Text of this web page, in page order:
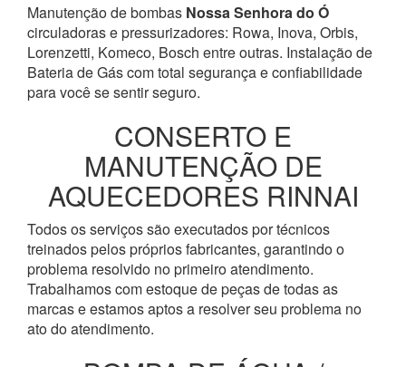
Manutenção de bombas Nossa Senhora do Ó
circuladoras e pressurizadores: Rowa, Inova, Orbis,
Lorenzetti, Komeco, Bosch entre outras. Instalação de
Bateria de Gás com total segurança e confiabilidade
para você se sentir seguro.
CONSERTO E
MANUTENÇÃO DE
AQUECEDORES RINNAI
Todos os serviços são executados por técnicos
treinados pelos próprios fabricantes, garantindo o
problema resolvido no primeiro atendimento.
Trabalhamos com estoque de peças de todas as
marcas e estamos aptos a resolver seu problema no
ato do atendimento.